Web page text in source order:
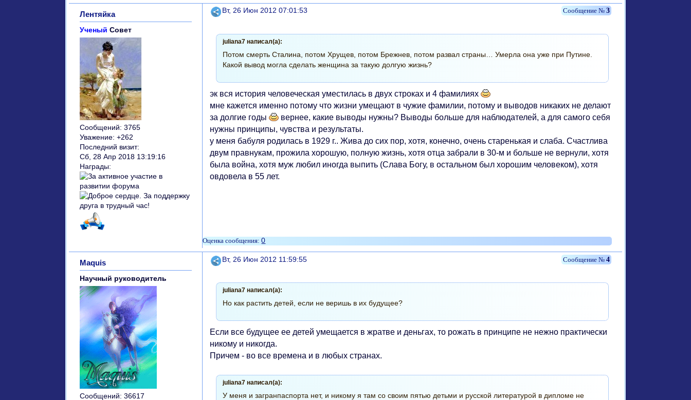
Поделиться 3
Вт, 26 Июн 2012 07:01:53
Лентяйка
Ученый Совет
Сообщений: 3765
Уважение: +262
Последний визит:
Сб, 28 Апр 2018 13:19:16
Награды:
juliana7 написал(а):
Потом смерть Сталина, потом Хрущев, потом Брежнев, потом развал страны… Умерла она уже при Путине.
Какой вывод могла сделать женщина за такую долгую жизнь?
эк вся история человеческая уместилась в двух строках и 4 фамилиях
мне кажется именно потому что жизни умещают в чужие фамилии, потому и выводов никаких не делают
за долгие годы
вернее, какие выводы нужны? Выводы больше для наблюдателей, а для самого себя
нужны принципы, чувства и результаты.
у меня бабуля родилась в 1929 г.. Жива до сих пор, хотя, конечно, очень старенькая и слаба. Счастлива
двум правнукам, прожила хорошую, полную жизнь, хотя отца забрали в 30-м и больше не вернули, хотя
была война, хотя муж любил иногда выпить (Слава Богу, в остальном был хорошим человеком), хотя
овдовела в 55 лет.
0
Поделиться 4
Вт, 26 Июн 2012 11:59:55
Maquis
Научный руководитель
Сообщений: 36617
juliana7 написал(а):
Но как растить детей, если не веришь в их будущее?
Если все будущее ее детей умещается в жратве и деньгах, то рожать в принципе не нежно практически
никому и никогда.
Причем - во все времена и в любых странах.
juliana7 написал(а):
У меня и загранпаспорта нет, и никому я там со своим пятью детьми и русской литературой в дипломе не